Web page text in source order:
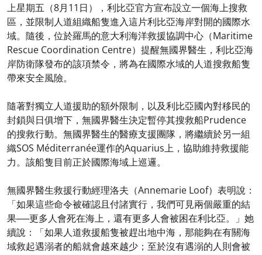
上星期五（8月11日），利比亞官方宣布設立一個海上搜救
區，並限制人道組織船隻進入這片利比亞海岸對開的國際水
域。隨後，位於羅馬的意大利海洋救援協調中心（Maritime
Rescue Coordination Centre）提醒無國界醫生，利比亞海
岸防衛隊發布的該項禁令，將為在國際水域的人道搜救船隻
帶來安全風險。
隨著對獨立人道援助的額外限制，以及利比亞國內對移民的
封鎖與日俱增下，無國界醫生決定暫停其搜救船Prudence
的搜救行動。無國界醫生的醫療支援團隊，將繼續於另一組
織SOS Méditerranée運作的Aquarius上，協助維持救援能
力。該船隻目前正於國際海域上巡邏。
無國界醫生救援行動經理洛夫（Annemarie Loof）表明說：
「如果這些命令被確認且付諸實行，我們可見兩個嚴重的結
果──更多人會死在海上，還有更多人會被困在利比亞。」她
續說：「如果人道救援船隻被趕出地中海，那能夠在有關海
域救起遇溺者的船就會越來越少；至於沒有遇溺的人則會被